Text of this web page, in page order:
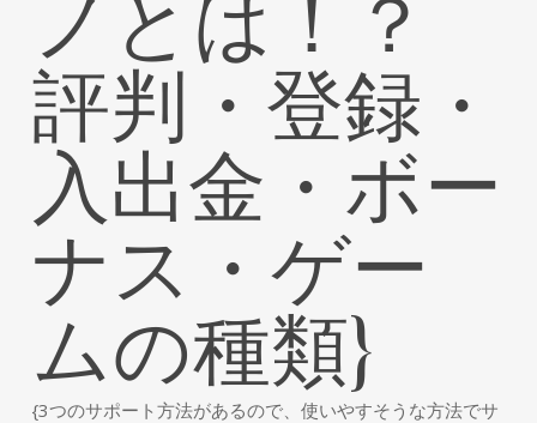
評判・登録・
入出金・ボー
ナス・ゲー
ムの種類}
{3つのサポート方法があるので、使いやすそうな方法でサ